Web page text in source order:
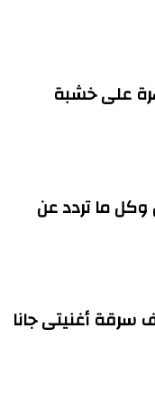
على خشبة
وكل ما تردد عن
سرقة أغنيتى جانا